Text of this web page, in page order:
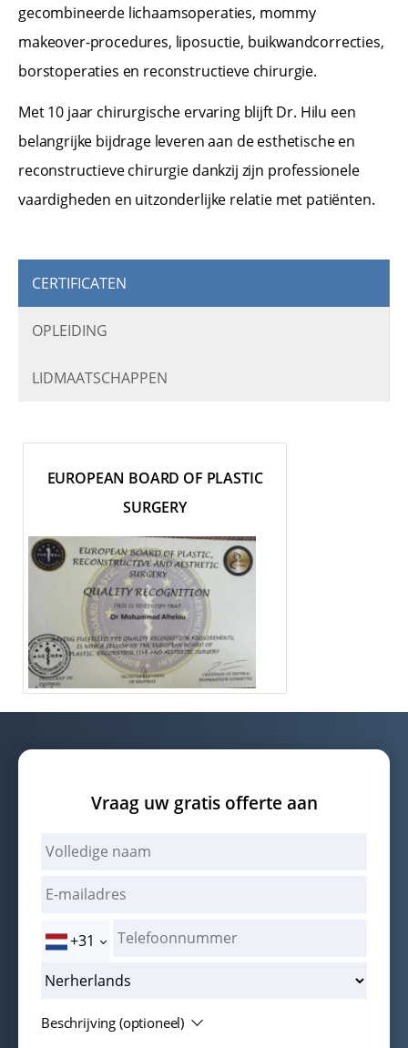
gecombineerde lichaamsoperaties, mommy
makeover-procedures, liposuctie, buikwandcorrecties,
borstoperaties en reconstructieve chirurgie.
Met 10 jaar chirurgische ervaring blijft Dr. Hilu een
belangrijke bijdrage leveren aan de esthetische en
reconstructieve chirurgie dankzij zijn professionele
vaardigheden en uitzonderlijke relatie met patiënten.
CERTIFICATEN
OPLEIDING
LIDMAATSCHAPPEN
EUROPEAN BOARD OF PLASTIC
SURGERY
Vraag uw gratis offerte aan
+31
Beschrijving (optioneel)